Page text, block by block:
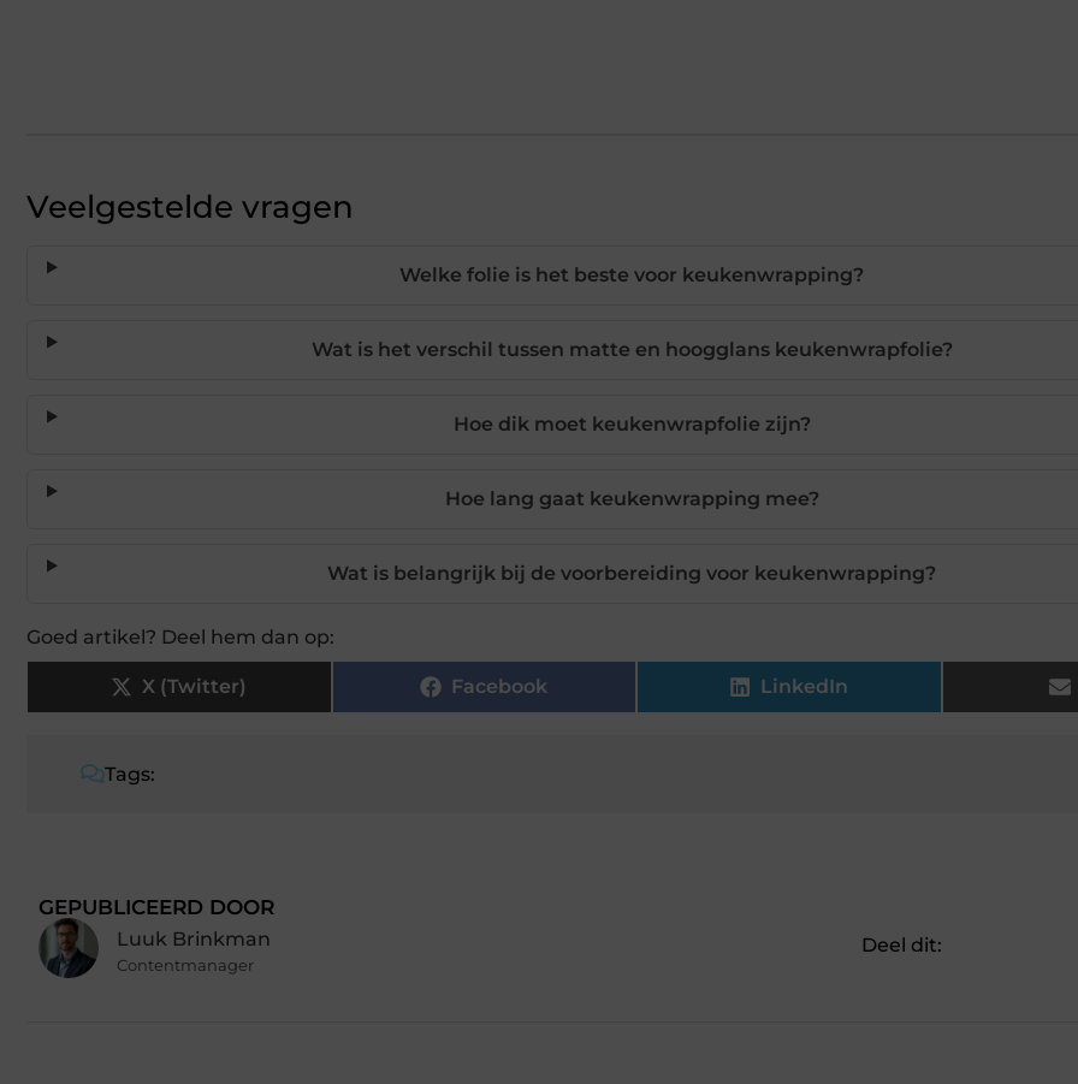
Veelgestelde vragen
Welke folie is het beste voor keukenwrapping?
Wat is het verschil tussen matte en hoogglans keukenwrapfolie?
Hoe dik moet keukenwrapfolie zijn?
Hoe lang gaat keukenwrapping mee?
Wat is belangrijk bij de voorbereiding voor keukenwrapping?
Goed artikel? Deel hem dan op:
X (Twitter) Facebook LinkedIn
Tags:
GEPUBLICEERD DOOR
Luuk Brinkman
Contentmanager
Deel dit: